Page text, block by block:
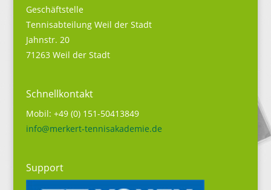
Geschäftstelle
Tennisabteilung Weil der Stadt
Jahnstr. 20
71263 Weil der Stadt
Schnellkontakt
Mobil: +49 (0) 151-50413849
info@merkert-tennisakademie.de
Support